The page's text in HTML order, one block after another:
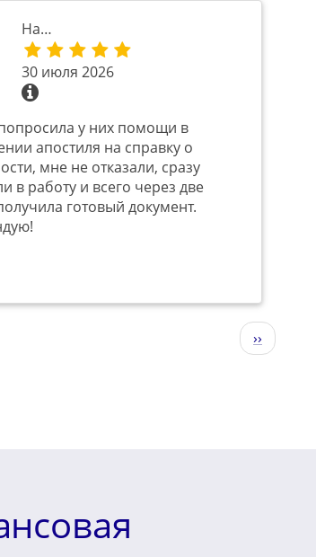
На…
30 июля 2026
у них помощи в
апостиля на справку о
мне не отказали, сразу
в работу и всего через две
готовый документ.
››